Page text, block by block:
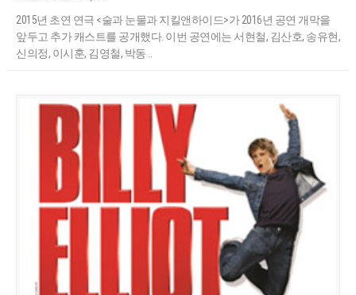
2015년 초연 연극 <술과 눈물과 지킬앤하이드>가 2016년 공연 개막을
앞두고 추가 캐스트를 공개했다. 이번 공연에는 서현철, 김산호, 송유현,
신의정, 이시훈, 김영철, 박동 ..